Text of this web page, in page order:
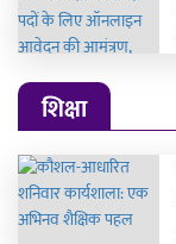
शिक्षा